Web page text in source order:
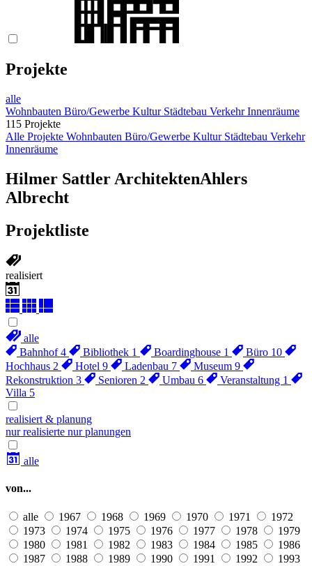
Projekte
alle
Wohnbauten Büro/Gewerbe Kultur Städtebau VerkehrInnenräume
115 Projekte
Alle Projekte Wohnbauten Büro/Gewerbe Kultur Städtebau Verkehr
Innenräume
Hilmer Sattler ArchitektenAhlers
Albrecht
Projektliste
realisiert
alle
Bahnhof4 Bibliothek 1 Boardinghouse 1 Büro 10
Hochhaus 2 Hotel 9 Ladenbau 7 Museum 9
Rekonstruktion 3 Senioren 2 Umbau 6 Veranstaltung 1
Villa 5
realisiert & planung
nur realisierte nur planungen
alle
von...
alle 1967 1968 1969 1970 1971
1972
1973
1974 1975 1976 1977 1978
1979
1980
1981 1982 1983 1984 1985
1986
1987
1988 1989 1990 1991 1992
1993